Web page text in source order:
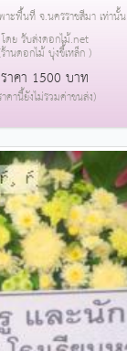
าะพื้นที่ จ.นครราชสีมา เท่านั้น
โดย รับส่งดอกไม้.net
านดอกไม้ บุ่งขี้เหล็ก )
ราคา 1500 บาท
คานี้ยังไม่รวมค่าขนส่ง)